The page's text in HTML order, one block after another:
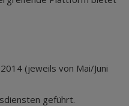
(jeweils von Mai/Juni
geführt.